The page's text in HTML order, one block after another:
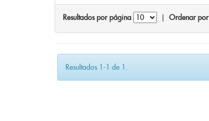
Resultados por página Ordenar por
Resultados 1-1 de 1.